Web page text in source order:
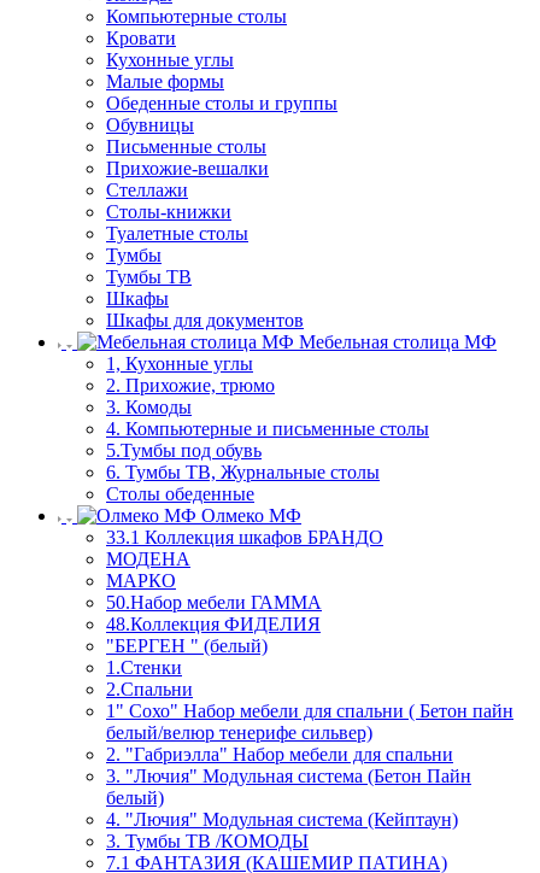
Компьютерные столы
Кровати
Кухонные углы
Малые формы
Обеденные столы и группы
Обувницы
Письменные столы
Прихожие-вешалки
Стеллажи
Столы-книжки
Туалетные столы
Тумбы
Тумбы ТВ
Шкафы
Шкафы для документов
Мебельная столица МФ
1, Кухонные углы
2. Прихожие, трюмо
3. Комоды
4. Компьютерные и письменные столы
5.Тумбы под обувь
6. Тумбы ТВ, Журнальные столы
Столы обеденные
Олмеко МФ
33.1 Коллекция шкафов БРАНДО
МОДЕНА
МАРКО
50.Набор мебели ГАММА
48.Коллекция ФИДЕЛИЯ
"БЕРГЕН " (белый)
1.Стенки
2.Спальни
1" Сохо" Набор мебели для спальни ( Бетон пайн
белый/велюр тенерифе сильвер)
2. "Габриэлла" Набор мебели для спальни
3. "Лючия" Модульная система (Бетон Пайн
белый)
4. "Лючия" Модульная система (Кейптаун)
3. Тумбы ТВ /КОМОДЫ
7.1 ФАНТАЗИЯ (КАШЕМИР ПАТИНА)